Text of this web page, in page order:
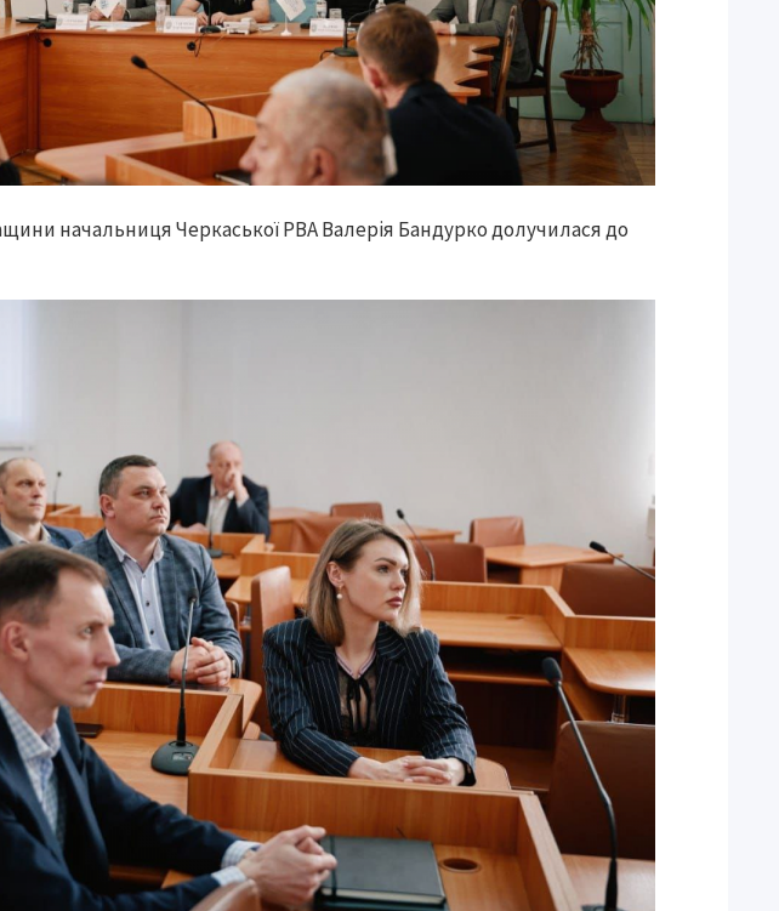
начальниця Черкаської РВА Валерія Бандурко долучилася до